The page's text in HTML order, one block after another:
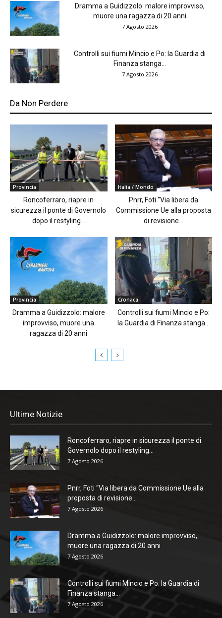
Dramma a Guidizzolo: malore improvviso,
muore una ragazza di 20 anni
7 Agosto 2026
Controlli sui fiumi Mincio e Po: la Guardia di
Finanza stanga...
7 Agosto 2026
Da Non Perdere
Provincia
Roncoferraro, riapre in
sicurezza il ponte di Governolo
dopo il restyling...
Italia / Mondo
Pnrr, Foti “Via libera da
Commissione Ue alla proposta
di revisione...
Provincia
Dramma a Guidizzolo: malore
improvviso, muore una
ragazza di 20 anni
Cronaca
Controlli sui fiumi Mincio e Po:
la Guardia di Finanza stanga...
Ultime Notizie
Roncoferraro, riapre in sicurezza il ponte di
Governolo dopo il restyling...
7 Agosto 2026
Pnrr, Foti “Via libera da Commissione Ue alla
proposta di revisione...
7 Agosto 2026
Dramma a Guidizzolo: malore improvviso,
muore una ragazza di 20 anni
7 Agosto 2026
Controlli sui fiumi Mincio e Po: la Guardia di
Finanza stanga...
7 Agosto 2026